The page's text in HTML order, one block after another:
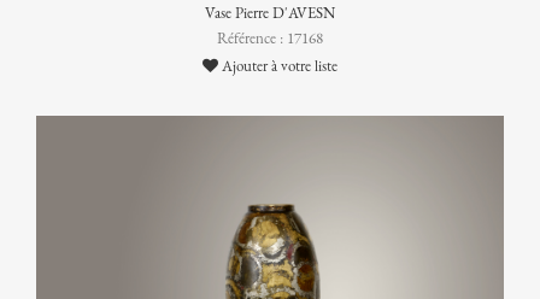
Vase Pierre D'AVESN
Référence : 17168
Ajouter à votre liste